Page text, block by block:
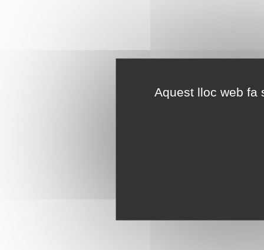
Aquest lloc web fa